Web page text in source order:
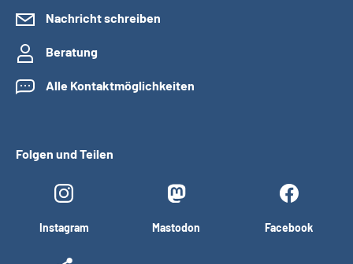
Nachricht schreiben
Beratung
Alle Kontaktmöglichkeiten
Folgen und Teilen
Instagram Mastodon Facebook